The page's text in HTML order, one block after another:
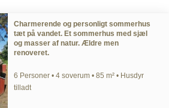
Charmerende og personligt sommerhus
tæt på vandet. Et sommerhus med sjæl
og masser af natur. Ældre men
renoveret.
6 Personer • 4 soverum • 85 m² • Husdyr
tilladt